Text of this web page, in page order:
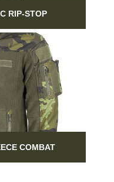
RIP-STOP
COMBAT